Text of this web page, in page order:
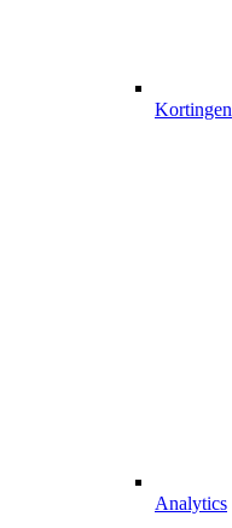
Kortingen
Analytics